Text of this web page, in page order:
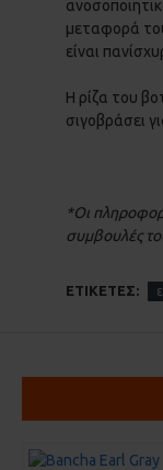
μεταφορά
είναι
Η ρίζα του
σιγοβράσει
*Οι
συμβουλές
ΕΤΙΚΈΤΕΣ: